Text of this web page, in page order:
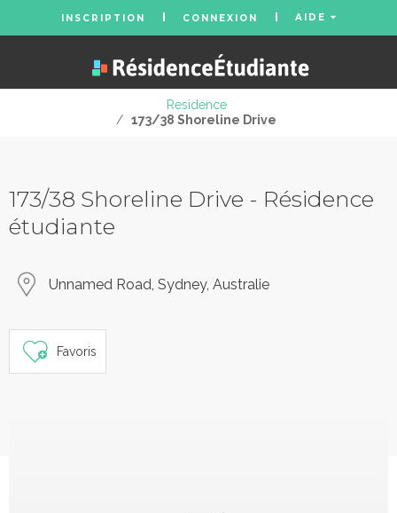
INSCRIPTION CONNEXION AIDE
Residence
/ 173/38 Shoreline Drive
173/38 Shoreline Drive - Résidence
étudiante
Unnamed Road, Sydney, Australie
Favoris